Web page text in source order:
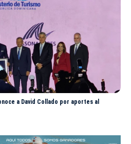
a David Collado por aportes al